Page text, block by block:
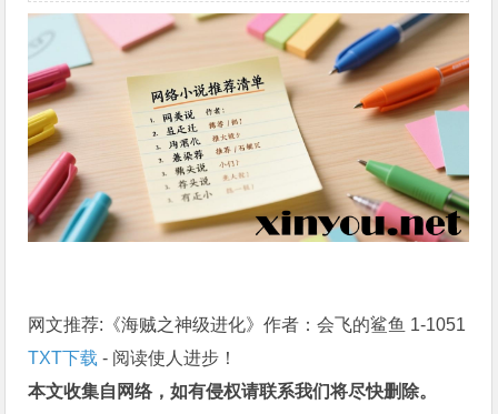
网文推荐:《海贼之神级进化》作者：会飞的鲨鱼 1-1051
TXT下载 - 阅读使人进步！
本文收集自网络，如有侵权请联系我们将尽快删除。